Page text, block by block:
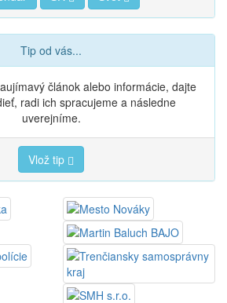
Tip od vás...
článok alebo informácie, dajte
radi ich spracujeme a následne
uverejníme.
Vlož tip